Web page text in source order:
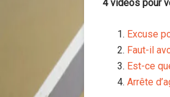
4 vidéos pour
Excuse
Faut-il
Est-ce
Arrête